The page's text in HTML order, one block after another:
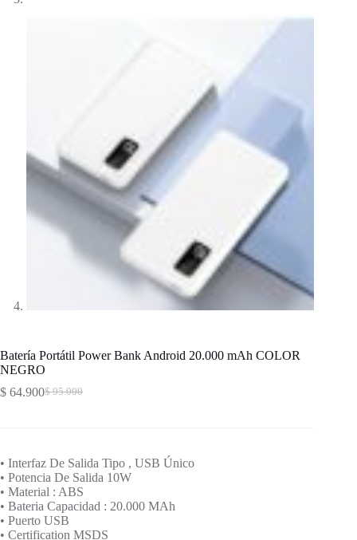
Batería Portátil Power Bank Android 20.000 mAh COLOR
NEGRO
$95.000
$ 64.900
• Interfaz De Salida Tipo , USB Único
• Potencia De Salida 10W
• Material : ABS
• Bateria Capacidad : 20.000 MAh
• Puerto USB
• Certification MSDS